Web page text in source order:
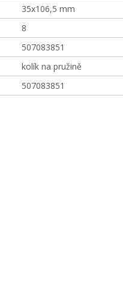
35x106,5 mm
8
507083851
kolík na pružině
507083851